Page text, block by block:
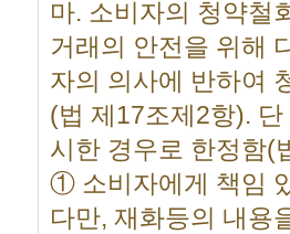
마. 소비자의 청약철
거래의 안전을 위해
자의 의사에 반하여
(법 제17조제2항).
시한 경우로 한정함(
① 소비자에게 책임
다만, 재화등의 내용